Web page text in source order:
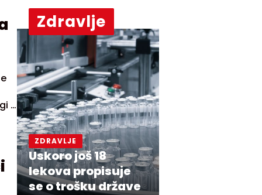
i
Zdravlje
ZDRAVLJE
Uskoro još 18
lekova propisuje
se o trošku države